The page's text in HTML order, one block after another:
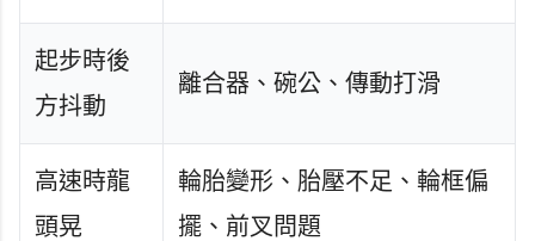
起步時後
方抖動
離合器、碗公、傳動打滑
高速時龍
頭晃
輪胎變形、胎壓不足、輪框偏
擺、前叉問題